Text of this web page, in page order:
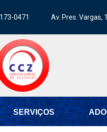
0471 Av. Pres. Vargas,
SERVIÇOS